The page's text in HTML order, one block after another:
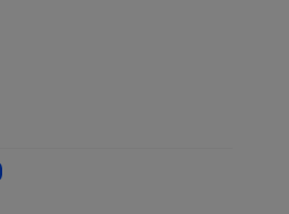
voor Maximale inhoud
informatie voor Materiaal